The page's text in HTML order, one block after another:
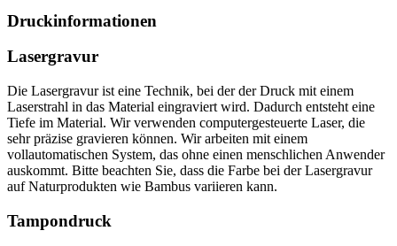
Druckinformationen
Lasergravur
Die Lasergravur ist eine Technik, bei der der Druck mit einem
Laserstrahl in das Material eingraviert wird. Dadurch entsteht eine
Tiefe im Material. Wir verwenden computergesteuerte Laser, die
sehr präzise gravieren können. Wir arbeiten mit einem
vollautomatischen System, das ohne einen menschlichen Anwender
auskommt. Bitte beachten Sie, dass die Farbe bei der Lasergravur
auf Naturprodukten wie Bambus variieren kann.
Tampondruck